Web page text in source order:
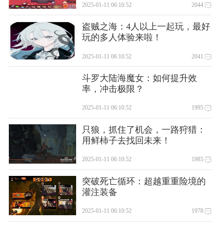
2025-01-11 06:10:52 2044
盗贼之海：4人以上一起玩，最好
玩的多人体验来啦！
2025-01-11 06:10:52 2041
斗罗大陆海魔女：如何提升效
率，冲击极限？
2025-01-11 06:10:52 1995
只狼，抓住了机会，一路狩猎：
用鲜柿子去找回未来！
2025-01-11 06:10:52 1985
突破死亡循环：超越重重险境的
灌注装备
2025-01-11 06:10:52 1978